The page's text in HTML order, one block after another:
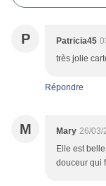
P Patricia45
très jolie
Répondre
M Mary 26/03/
Elle est
douceur qui